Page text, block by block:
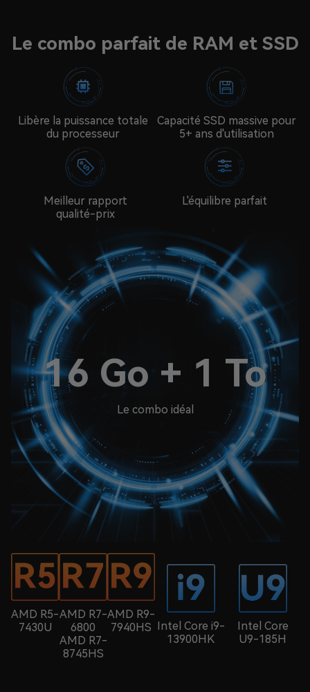
Le combo parfait de RAM et SSD
Libère la puissance totale
du processeur
Capacité SSD massive pour
5+ ans d'utilisation
Meilleur rapport
qualité-prix
L'équilibre parfait
16 Go + 1 To
Le combo idéal
AMD R5-
7430U
AMD R7-
6800
AMD R7-
8745HS
AMD R9-
7940HS Intel Core i9-
13900HK
Intel Core
U9-185H